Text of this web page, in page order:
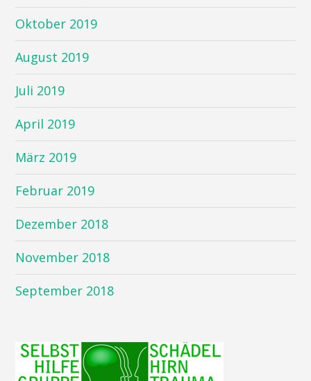
Oktober 2019
August 2019
Juli 2019
April 2019
März 2019
Februar 2019
Dezember 2018
November 2018
September 2018